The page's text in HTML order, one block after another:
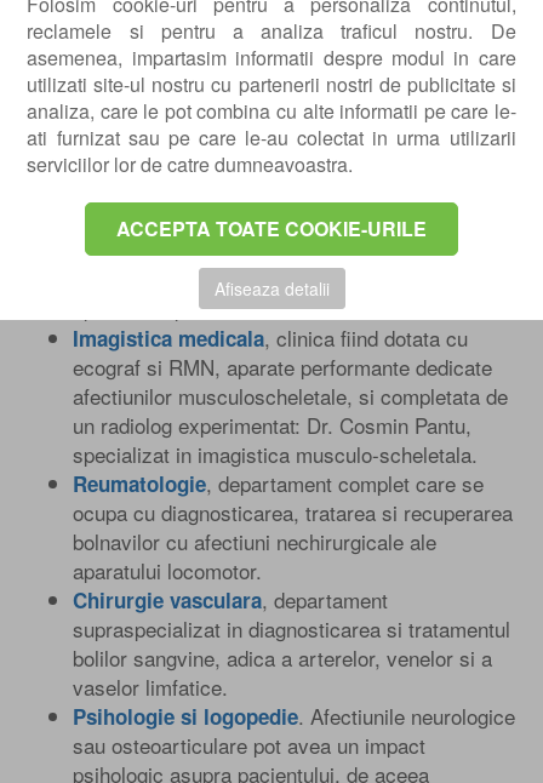
reclamele si pentru a analiza traficul nostru. De
asemenea, impartasim informatii despre modul in care
utilizati site-ul nostru cu partenerii nostri de publicitate si
analiza, care le pot combina cu alte informatii pe care le-
ati furnizat sau pe care le-au colectat in urma utilizarii
serviciilor lor de catre dumneavoastra.
ACCEPTA TOATE COOKIE-URILE
Afiseaza detalii
Neurologie, ce dispune de un departament
ultraperformant, unde sunt efectuate consultatii,
electroencefalograme (EEG) sielectromiografii
(EMG).
Recuperare medicalapentru adulti sicopii,
departament specializat in recuperarea
vertebrale, in recuperarea copiilor cu afectiuni
neurologice si traumatice. Experienta noastra
este extrem de bogata, tratand peste 5000 de
sportivi de performanta.
Imagistica medicala, clinica fiind dotata cu
ecograf si RMN, aparate performante dedicate
afectiunilor musculoscheletale, si completata de
un radiolog experimentat: Dr. Cosmin Pantu,
specializat in imagistica musculo-scheletala.
Reumatologie, departament complet care se
ocupa cu diagnosticarea, tratarea si recuperarea
bolnavilor cu afectiuni nechirurgicale ale
aparatului locomotor.
Chirurgie vasculara, departament
supraspecializat in diagnosticarea si tratamentul
bolilor sangvine, adica a arterelor, venelor si a
vaselor limfatice.
Psihologie si logopedie. Afectiunile neurologice
sau osteoarticulare pot avea un impact
psihologic asupra pacientului, de aceea